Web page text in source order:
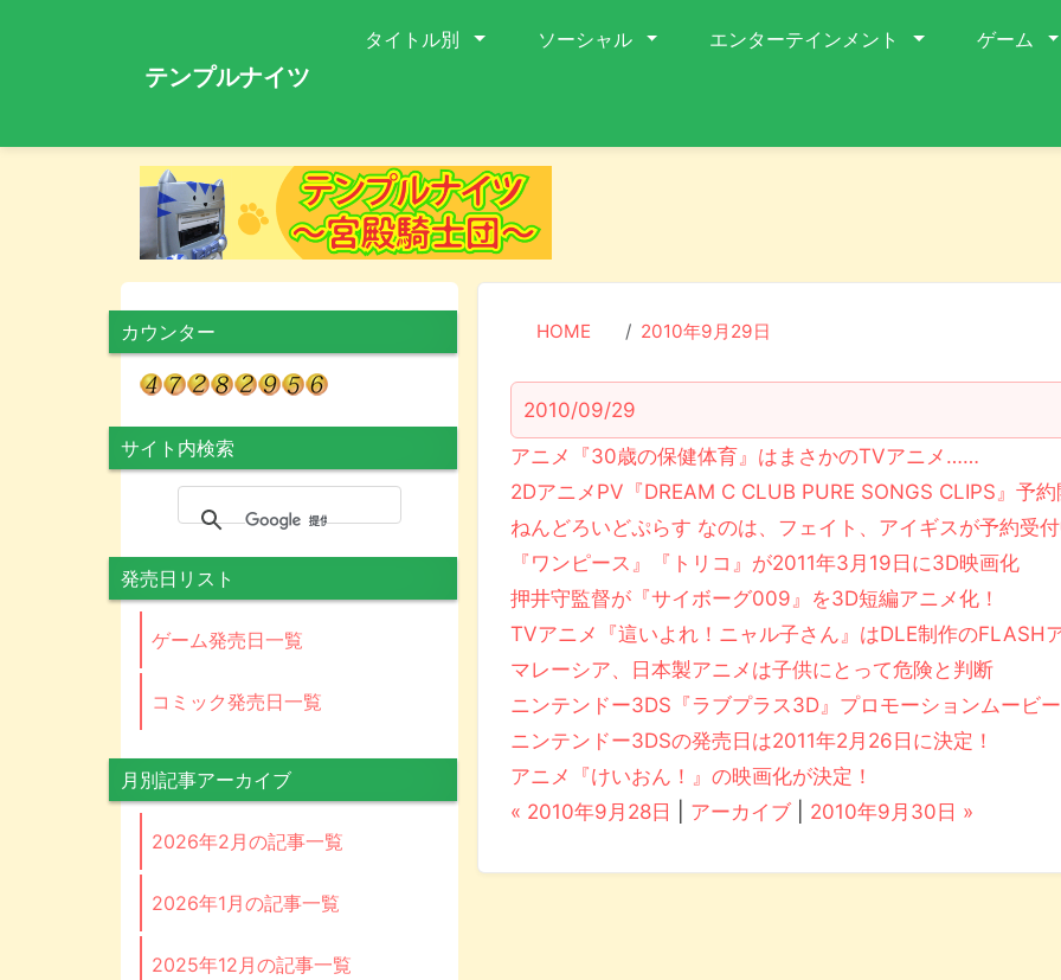
テンプルナイツ
タイトル別 ソーシャル エンターテインメント ゲーム
HOME 2010年9月29日
2010/09/29
アニメ『30歳の保健体育』はまさかのTVアニメ……
2DアニメPV『DREAM C CLUB PURE SONGS CLIPS』予
ねんどろいどぷらす なのは、フェイト、アイギスが予約受
『ワンピース』『トリコ』が2011年3月19日に3D映画化
押井守監督が『サイボーグ009』を3D短編アニメ化！
TVアニメ『這いよれ！ニャル子さん』はDLE制作のFLASH
マレーシア、日本製アニメは子供にとって危険と判断
ニンテンドー3DS『ラブプラス3D』プロモーションムービー
ニンテンドー3DSの発売日は2011年2月26日に決定！
アニメ『けいおん！』の映画化が決定！
« 2010年9月28日
アーカイブ 2010年9月30日 »
カウンター
サイト内検索
発売日リスト
ゲーム発売日一覧
コミック発売日一覧
月別記事アーカイブ
2026年2月の記事一覧
2026年1月の記事一覧
2025年12月の記事一覧